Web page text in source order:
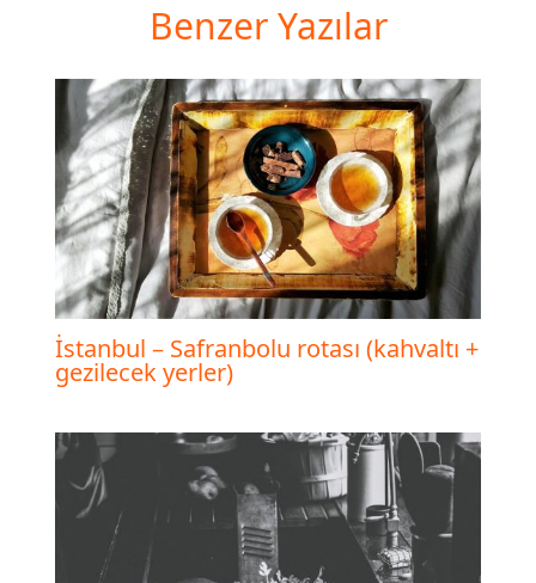
Benzer Yazılar
İstanbul – Safranbolu rotası (kahvaltı +
gezilecek yerler)